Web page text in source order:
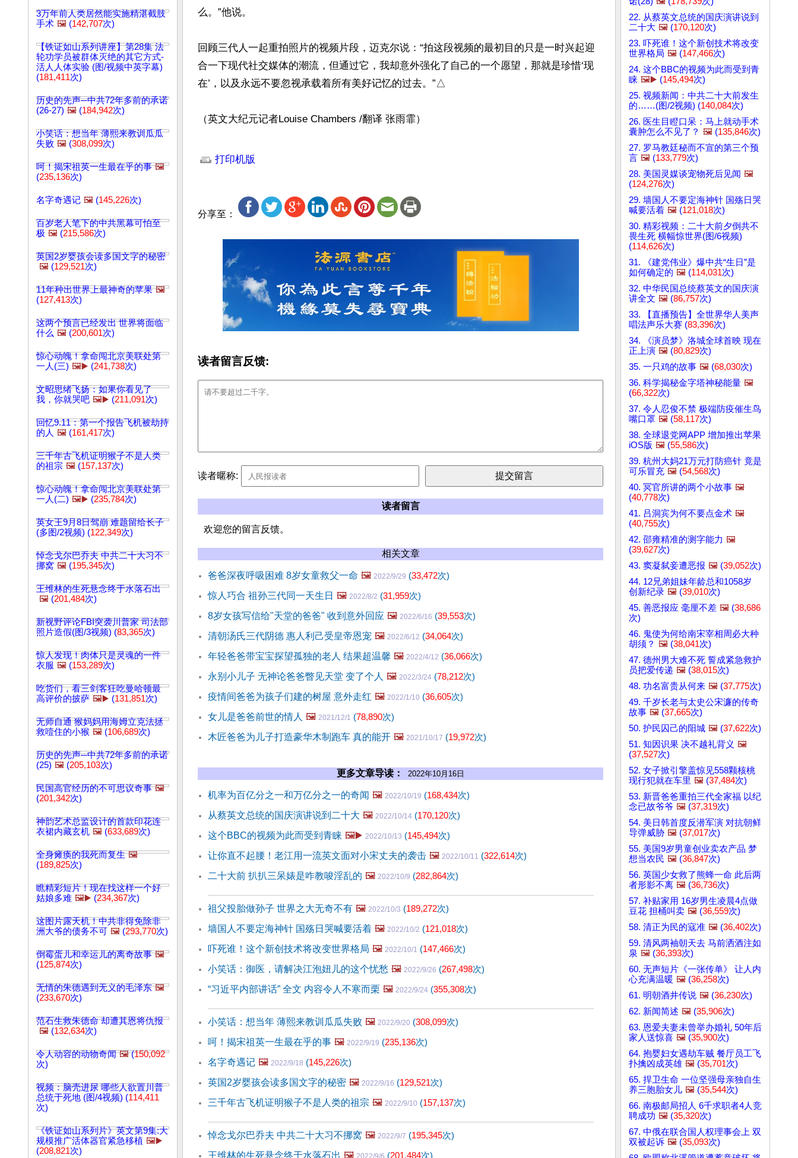
3万年前人类居然能实施精湛截肢
手术 🖼️ (142,707次)
【铁证如山系列讲座】第28集 法
轮功学员被群体灭绝的其它方式-
活人人体实验 (图/视频中英字幕)
(181,411次)
历史的先声─中共72年多前的承诺
(26-27) 🖼️ (184,942次)
小笑话：想当年 薄熙来教训瓜瓜
失败 🖼️ (308,099次)
呵！揭宋祖英一生最在乎的事 🖼️
(235,136次)
名字奇遇记 🖼️ (145,226次)
百岁老人笔下的中共黑幕可怕至
极 🖼️ (215,586次)
英国2岁婴孩会读多国文字的秘密
🖼️ (129,521次)
11年种出世界上最神奇的苹果 🖼️
(127,413次)
这两个预言已经发出 世界将面临
什么 🖼️ (200,601次)
惊心动魄！拿命闯北京美联处第
一人(三) 🖼️▶️ (241,738次)
文昭思绪飞扬：如果你看见了
我，你就哭吧 🖼️▶️ (211,091次)
回忆9.11：第一个报告飞机被劫持
的人 🖼️ (161,417次)
三千年古飞机证明猴子不是人类
的祖宗 🖼️ (157,137次)
惊心动魄！拿命闯北京美联处第
一人(二) 🖼️▶️ (235,784次)
英女王9月8日驾崩 难题留给长子
(多图/2视频) (122,349次)
悼念戈尔巴乔夫 中共二十大习不
挪窝 🖼️ (195,345次)
王维林的生死悬念终于水落石出
🖼️ (201,484次)
新视野评论FBI突袭川普家 司法部
照片造假(图/3视频) (83,365次)
惊人发现！肉体只是灵魂的一件
衣服 🖼️ (153,289次)
吃货们，看三剑客狂吃曼哈顿最
高评价的披萨 🖼️▶️ (131,851次)
无师自通 猴妈妈用海姆立克法拯
救噎住的小猴 🖼️ (106,689次)
历史的先声─中共72年多前的承诺
(25) 🖼️ (205,103次)
民国高官经历的不可思议奇事 🖼️
(201,342次)
神韵艺术总监设计的首款印花连
衣裙内藏玄机 🖼️ (633,689次)
全身瘫痪的我死而复生 🖼️
(189,825次)
瞧精彩短片！现在找这样一个好
姑娘多难 🖼️▶️ (234,367次)
这图片露天机！中共非得免除非
洲大爷的债务不可 🖼️ (293,770次)
倒霉蛋儿和幸运儿的离奇故事 🖼️
(125,874次)
无情的朱德遇到无义的毛泽东 🖼️
(233,670次)
范石生救朱德命 却遭其恩将仇报
🖼️ (132,634次)
令人动容的动物奇闻 🖼️(150,092
次)
视频：脑壳进尿 哪些人欲置川普
总统于死地 (图/4视频) (114,411
次)
《铁证如山系列片》英文第9集:大
规模推广活体器官紧急移植 🖼️▶️
(208,821次)
么。”他说。
回顾三代人一起重拍照片的视频片段，迈克尔说：“拍这段视频的最初目的只是一时兴起迎
合一下现代社交媒体的潮流，但通过它，我却意外强化了自己的一个愿望，那就是珍惜‘现
在’，以及永远不要忽视承载着所有美好记忆的过去。”△
（英文大纪元记者Louise Chambers /翻译 张雨霏）
打印机版
分享至：
读者留言反馈:
读者暱称:
读者留言
欢迎您的留言反馈。
相关文章
爸爸深夜呼吸困难 8岁女童救父一命 🖼️ 2022/9/29 (33,472次)
惊人巧合 祖孙三代同一天生日 🖼️ 2022/8/2 (31,959次)
8岁女孩写信给"天堂的爸爸" 收到意外回应 🖼️ 2022/6/16 (39,553次)
清朝汤氏三代阴德 惠人利己受皇帝恩宠 🖼️ 2022/6/12 (34,064次)
年轻爸爸带宝宝探望孤独的老人 结果超温馨 🖼️ 2022/4/12 (36,066次)
永别小儿子 无神论爸爸瞥见天堂 变了个人 🖼️ 2022/3/24 (78,212次)
疫情间爸爸为孩子们建的树屋 意外走红 🖼️ 2022/1/10 (36,605次)
女儿是爸爸前世的情人 🖼️ 2021/12/1 (78,890次)
木匠爸爸为儿子打造豪华木制跑车 真的能开 🖼️ 2021/10/17 (19,972次)
更多文章导读： 2022年10月16日
机率为百亿分之一和万亿分之一的奇闻 🖼️ 2022/10/19 (168,434次)
从蔡英文总统的国庆演讲说到二十大 🖼️ 2022/10/14 (170,120次)
这个BBC的视频为此而受到青睐 🖼️▶️ 2022/10/13 (145,494次)
让你直不起腰！老江用一流英文面对小宋丈夫的袭击 🖼️ 2022/10/11 (322,614次)
二十大前 扒扒三呆婊是咋教唆淫乱的 🖼️ 2022/10/9 (282,864次)
祖父投胎做孙子 世界之大无奇不有 🖼️ 2022/10/3 (189,272次)
墙国人不要定海神针 国殇日哭喊要活着 🖼️ 2022/10/2 (121,018次)
吓死谁！这个新创技术将改变世界格局 🖼️ 2022/10/1 (147,466次)
小笑话：御医，请解决江泡妞儿的这个忧愁 🖼️ 2022/9/26 (267,498次)
“习近平内部讲话” 全文 内容令人不寒而栗 🖼️ 2022/9/24 (355,308次)
小笑话：想当年 薄熙来教训瓜瓜失败 🖼️ 2022/9/20 (308,099次)
呵！揭宋祖英一生最在乎的事 🖼️ 2022/9/19 (235,136次)
名字奇遇记 🖼️ 2022/9/18 (145,226次)
英国2岁婴孩会读多国文字的秘密 🖼️ 2022/9/16 (129,521次)
三千年古飞机证明猴子不是人类的祖宗 🖼️ 2022/9/10 (157,137次)
悼念戈尔巴乔夫 中共二十大习不挪窝 🖼️ 2022/9/7 (195,345次)
王维林的生死悬念终于水落石出 🖼️ 2022/9/6 (201,484次)
22. 从蔡英文总统的国庆演讲说到
二十大 🖼️ (170,120次)
23. 吓死谁！这个新创技术将改变
世界格局 🖼️ (147,466次)
24. 这个BBC的视频为此而受到青
睐 🖼️▶️ (145,494次)
25. 视频新闻：中共二十大前发生
的……(图/2视频) (140,084次)
26. 医生目瞪口呆：马上就动手术
囊肿怎么不见了？ 🖼️ (135,846次)
27. 罗马教廷秘而不宣的第三个预
言 🖼️ (133,779次)
28. 美国灵媒谈宠物死后见闻 🖼️
(124,276次)
29. 墙国人不要定海神针 国殇日哭
喊要活着 🖼️ (121,018次)
30. 精彩视频：二十大前夕倒共不
畏生死 横幅惊世界(图/6视频)
(114,626次)
31. 《建党伟业》爆中共“生日”是
如何确定的 🖼️ (114,031次)
32. 中华民国总统蔡英文的国庆演
讲全文 🖼️ (86,757次)
33. 【直播预告】全世界华人美声
唱法声乐大赛 (83,396次)
34. 《演员梦》洛城全球首映 现在
正上演 🖼️ (80,829次)
35. 一只鸡的故事 🖼️ (68,030次)
36. 科学揭秘金字塔神秘能量 🖼️
(66,322次)
37. 令人忍俊不禁 极端防疫催生鸟
嘴口罩 🖼️ (58,117次)
38. 全球退党网APP 增加推出苹果
iOS版 🖼️ (55,586次)
39. 杭州大妈21万元打防癌针 竟是
可乐冒充 🖼️ (54,568次)
40. 冥官所讲的两个小故事 🖼️
(40,778次)
41. 吕洞宾为何不要点金术 🖼️
(40,755次)
42. 邵雍精准的测字能力 🖼️
(39,627次)
43. 窦凝弑妾遭恶报 🖼️ (39,052次)
44. 12兄弟姐妹年龄总和1058岁
创新纪录 🖼️ (39,010次)
45. 善恶报应 毫厘不差 🖼️ (38,686
次)
46. 鬼使为何给南宋宰相周必大种
胡须？ 🖼️ (38,041次)
47. 德州男大难不死 誓成紧急救护
员把爱传递 🖼️ (38,015次)
48. 功名富贵从何来 🖼️ (37,775次)
49. 千岁长老与太史公宋濂的传奇
故事 🖼️ (37,665次)
50. 护民囚己的阳城 🖼️ (37,622次)
51. 知因识果 决不越礼背义 🖼️
(37,527次)
52. 女子掀引擎盖惊见558颗核桃
现行犯就在车里 🖼️ (37,484次)
53. 新晋爸爸重拍三代全家福 以纪
念已故爷爷 🖼️ (37,319次)
54. 美日韩首度反潜军演 对抗朝鲜
导弹威胁 🖼️ (37,017次)
55. 美国9岁男童创业卖农产品 梦
想当农民 🖼️ (36,847次)
56. 英国少女救了熊蜂一命 此后两
者形影不离 🖼️ (36,736次)
57. 补贴家用 16岁男生凌晨4点做
豆花 担桶叫卖 🖼️ (36,559次)
58. 清正为民的寇准 🖼️ (36,402次)
59. 清风两袖朝天去 马前洒酒注如
泉 🖼️ (36,393次)
60. 无声短片《一张传单》 让人内
心充满温暖 🖼️ (36,258次)
61. 明朝酒井传说 🖼️ (36,230次)
62. 新闻简述 🖼️ (35,906次)
63. 恩爱夫妻未曾举办婚礼 50年后
家人送惊喜 🖼️ (35,900次)
64. 抱婴妇女遇劫车贼 餐厅员工飞
扑擒凶成英雄 🖼️ (35,701次)
65. 捍卫生命 一位坚强母亲独自生
养三胞胎女儿 🖼️ (35,544次)
66. 南极邮局招人 6千求职者4人竞
聘成功 🖼️ (35,320次)
67. 中俄在联合国人权理事会上 双
双被起诉 🖼️ (35,093次)